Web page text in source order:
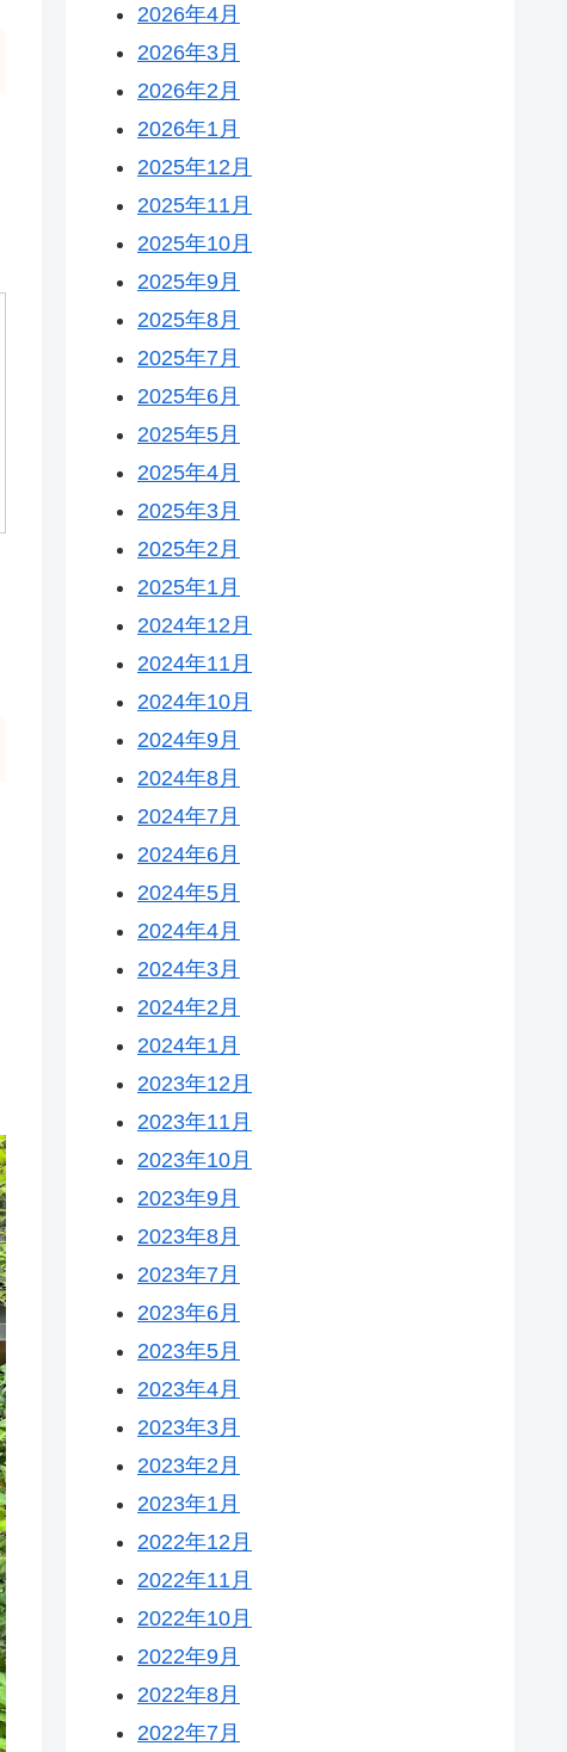
2026年4月
2026年3月
2026年2月
2026年1月
2025年12月
2025年11月
2025年10月
2025年9月
2025年8月
2025年7月
2025年6月
2025年5月
2025年4月
2025年3月
2025年2月
2025年1月
2024年12月
2024年11月
2024年10月
2024年9月
2024年8月
2024年7月
2024年6月
2024年5月
2024年4月
2024年3月
2024年2月
2024年1月
2023年12月
2023年11月
2023年10月
2023年9月
2023年8月
2023年7月
2023年6月
2023年5月
2023年4月
2023年3月
2023年2月
2023年1月
2022年12月
2022年11月
2022年10月
2022年9月
2022年8月
2022年7月